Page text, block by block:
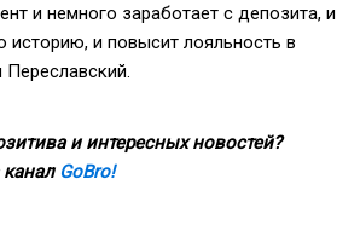
и немного заработает с депозита, и
историю, и повысит лояльность в
Переславский.
и интересных новостей?
GoBro!